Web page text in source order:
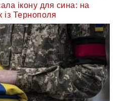
ікону для сина: на
із Тернополя